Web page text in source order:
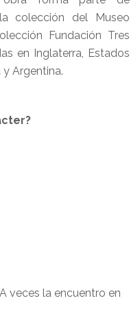
colección del Museo
Fundación Tres
en Inglaterra, Estados
y Argentina.
veces la encuentro en